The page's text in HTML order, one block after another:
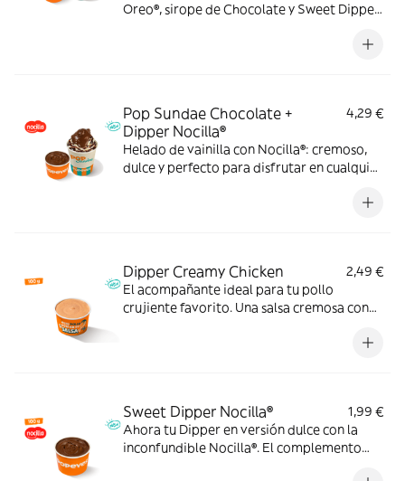
Oreo®, sirope de Chocolate y Sweet Dipper
Pop Sundae Chocolate +
Dipper Nocilla®
4,29 €
Helado de vainilla con Nocilla®: cremoso,
dulce y perfecto para disfrutar en cualquier
Dipper Creamy Chicken
2,49 €
El acompañante ideal para tu pollo
crujiente favorito. Una salsa cremosa con
Sweet Dipper Nocilla®
1,99 €
Ahora tu Dipper en versión dulce con la
inconfundible Nocilla®. El complemento